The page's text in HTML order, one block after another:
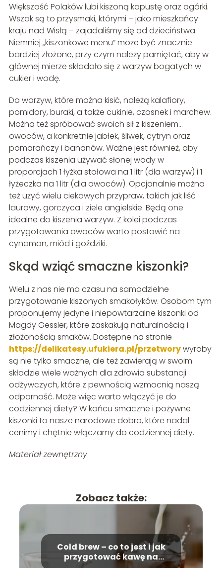
Większość Polaków lubi kiszoną kapustę oraz ogórki.
Wszak są to przysmaki, którymi – jako mieszkańcy
kraju nad Wisłą – zajadaliśmy się od dzieciństwa.
Niemniej „kiszonkowe menu” może być znacznie
bardziej złożone, przy czym należy pamiętać, aby w
głównej mierze składało się z warzyw bogatych w
cukier i wodę.
Do warzyw, które można kisić, należą kalafiory,
pomidory, buraki, a także cukinie, czosnek i marchew.
Można też spróbować swoich sił z kiszeniem…
owoców, a konkretnie jabłek, śliwek, cytryn oraz
pomarańczy i bananów. Ważne jest również, aby
podczas kiszenia używać słonej wody w
proporcjach 1 łyżka stołowa na 1 litr (dla warzyw) i 1
łyżeczka na 1 litr (dla owoców). Opcjonalnie można
też użyć wielu ciekawych przypraw, takich jak liść
laurowy, gorczyca i ziele angielskie. Będą one
idealne do kiszenia warzyw. Z kolei podczas
przygotowania owoców warto postawić na
cynamon, miód i goździki.
Skąd wziąć smaczne kiszonki?
Wielu z nas nie ma czasu na samodzielne
przygotowanie kiszonych smakołyków. Osobom tym
proponujemy jedyne i niepowtarzalne kiszonki od
Magdy Gessler, które zaskakują naturalnością i
złożonością smaków. Dostępne na stronie
https://delikatesy.ufukiera.pl/przetworywyroby
są nie tylko smaczne, ale też zawierają w swoim
składzie wiele ważnych dla zdrowia substancji
odżywczych, które z pewnością wzmocnią naszą
odporność. Może więc warto włączyć je do
codziennej diety? W końcu smaczne i pożywne
kiszonki to nasze narodowe dobro, które nadal
cenimy i chętnie włączamy do codziennej diety.
Materiał zewnętrzny
Zobacz także:
Cold brew – co to jest i jak
przygotować kawę na